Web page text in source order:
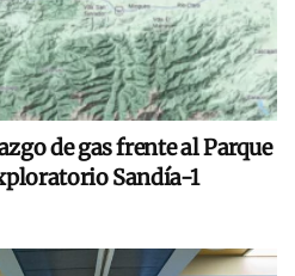
de gas frente al Parque
Sandía-1